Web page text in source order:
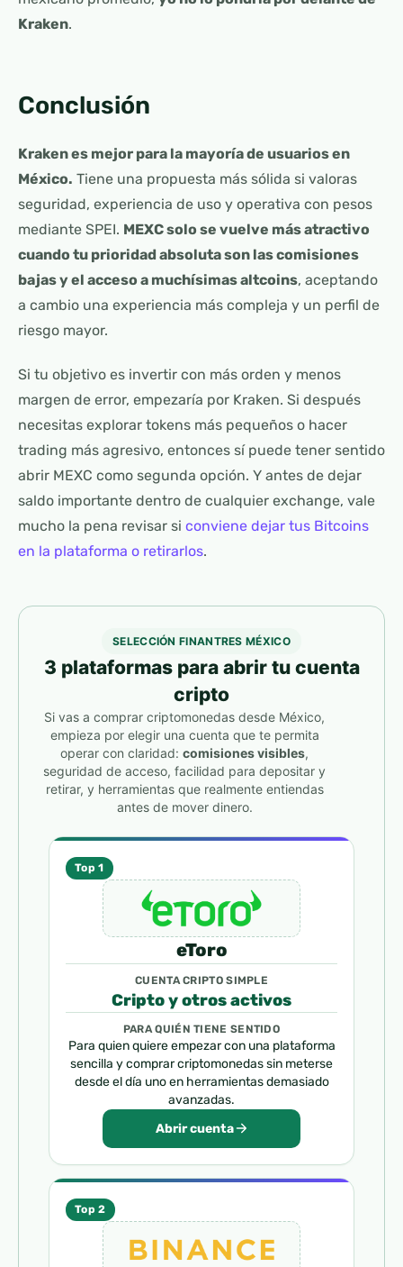
Kraken.
Conclusión
Kraken es mejor para la mayoría de usuarios en
México. Tiene una propuesta más sólida si valoras
seguridad, experiencia de uso y operativa con pesos
mediante SPEI. MEXC solo se vuelve más atractivo
cuando tu prioridad absoluta son las comisiones
bajas y el acceso a muchísimas altcoins, aceptando
a cambio una experiencia más compleja y un perfil de
riesgo mayor.
Si tu objetivo es invertir con más orden y menos
margen de error, empezaría por Kraken. Si después
necesitas explorar tokens más pequeños o hacer
trading más agresivo, entonces sí puede tener sentido
abrir MEXC como segunda opción. Y antes de dejar
saldo importante dentro de cualquier exchange, vale
mucho la pena revisar si conviene dejar tus Bitcoins
en la plataforma o retirarlos.
SELECCIÓN FINANTRES MÉXICO
3 plataformas para abrir tu cuenta
cripto
Si vas a comprar criptomonedas desde México,
empieza por elegir una cuenta que te permita
operar con claridad: comisiones visibles,
seguridad de acceso, facilidad para depositar y
retirar, y herramientas que realmente entiendas
antes de mover dinero.
Top 1
eToro
CUENTA CRIPTO SIMPLE
Cripto y otros activos
PARA QUIÉN TIENE SENTIDO
Para quien quiere empezar con una plataforma
sencilla y comprar criptomonedas sin meterse
desde el día uno en herramientas demasiado
avanzadas.
Abrir cuenta
Top 2